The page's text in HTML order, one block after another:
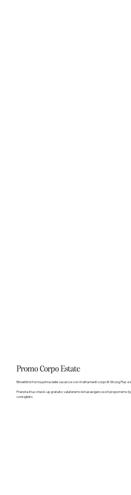
Promo Corpo Estate
Rimettiti in forma prima delle vacanze con i trattamenti corpo B-Strong Plus e
Prenota il tuo check-up gratuito: valuteremo le tue esigenze e ti proporremo
consigliato.